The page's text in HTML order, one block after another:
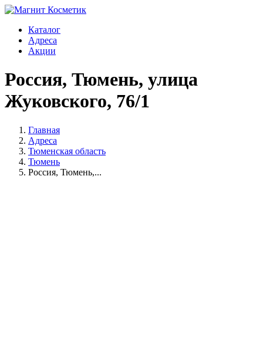
Каталог
Адреса
Акции
Россия, Тюмень, улица
Жуковского, 76/1
Главная
Адреса
Тюменская область
Тюмень
Россия, Тюмень,...